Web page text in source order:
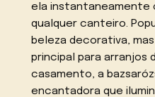
ela instantaneamente
qualquer canteiro.
beleza decorativa,
principal para arranjos
casamento, a
encantadora que